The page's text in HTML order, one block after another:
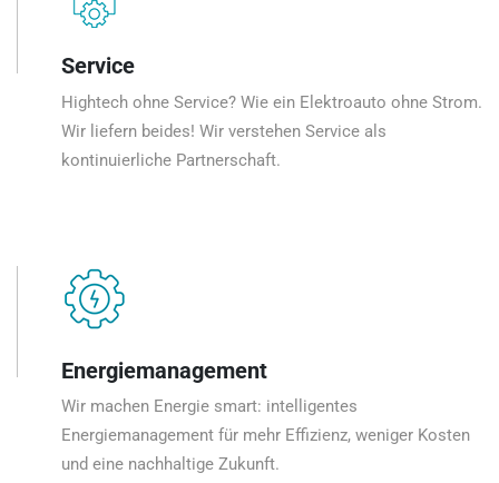
Service
Hightech ohne Service? Wie ein Elektroauto ohne Strom.
Wir liefern beides! Wir verstehen Service als
kontinuierliche Partnerschaft.
Energiemanagement
Wir machen Energie smart: intelligentes
Energiemanagement für mehr Effizienz, weniger Kosten
und eine nachhaltige Zukunft.